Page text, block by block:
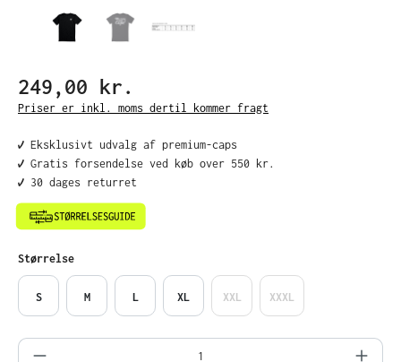
249,00 kr.
Priser er inkl. moms dertil kommer fragt
✔️ Eksklusivt udvalg af premium-caps
✔️ Gratis forsendelse ved køb over 550 kr.
✔️ 30 dages returret
Vælg
Størrelse
S M L XL XXL XXXL
Produktmængde: Indtast det ønskede